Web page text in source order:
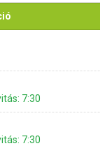
7:30
7:30